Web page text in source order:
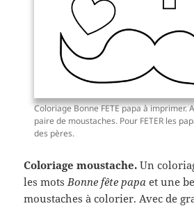
Coloriage Bonne FETE papa à imprimer.
paire de moustaches. Pour FETER les
des pères.
Coloriage moustache. Un
les mots Bonne fête papaet une
moustaches à colorier. Avec de